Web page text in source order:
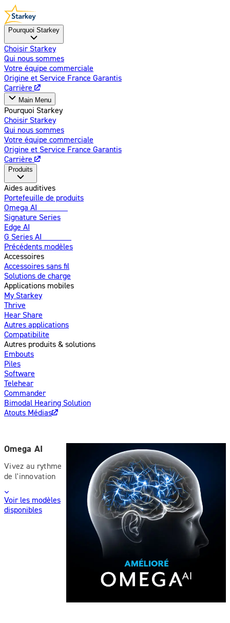
Pourquoi Starkey
Choisir Starkey
Qui nous sommes
Votre équipe commerciale
Origine et Service France Garantis
Carrière
Main Menu
Pourquoi Starkey
Choisir Starkey
Qui nous sommes
Votre équipe commerciale
Origine et Service France Garantis
Carrière
Produits
Aides auditives
Portefeuille de produits
Omega AI
Signature Series
Edge AI
G Series AI
Précédents modèles
Accessoires
Accessoires sans fil
Solutions de charge
Applications mobiles
My Starkey
Thrive
Hear Share
Autres applications
Compatibilite
Autres produits & solutions
Embouts
Piles
Software
Telehear
Commander
Bimodal Hearing Solution
Atouts Médias
Omega AI
Vivez au rythme
de l'innovation
Voir les modèles
disponibles